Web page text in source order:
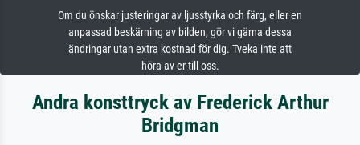
Om du önskar justeringar av ljusstyrka och färg, eller en
anpassad beskärning av bilden, gör vi gärna dessa
ändringar utan extra kostnad för dig. Tveka inte att
höra av er till oss.
Andra konsttryck av Frederick Arthur
Bridgman